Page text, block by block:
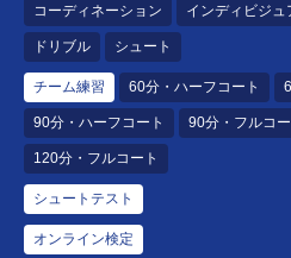
コーディネーション インディビジュ
ドリブル シュート
チーム練習 60分・ハーフコート
90分・ハーフコート 90分・フルコー
120分・フルコート
シュートテスト
オンライン検定